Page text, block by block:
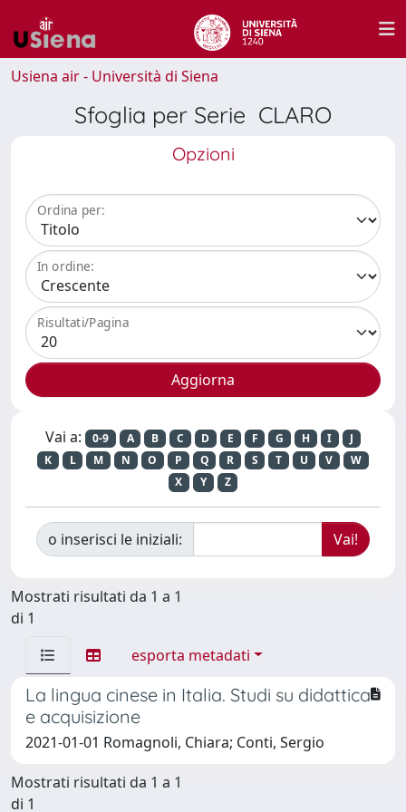
Usiena air - Università di Siena
Sfoglia per Serie CLARO
Opzioni
Ordina per:
In ordine:
Risultati/Pagina
Vai a: 0-9 A B C D E F G H I
J
K
L M N O P Q R S T U V
W
X
Y Z
o inserisci le iniziali:
Mostrati risultati da 1 a 1
di 1
esporta metadati
La lingua cinese in Italia. Studi su didattica
e acquisizione
2021-01-01 Romagnoli, Chiara; Conti, Sergio
Mostrati risultati da 1 a 1
di 1